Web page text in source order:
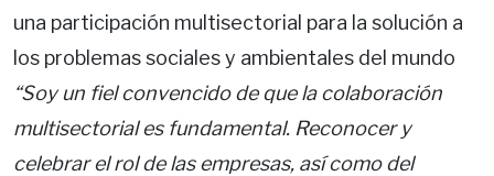
una participación multisectorial para la solución a
los problemas sociales y ambientales del mundo
“Soy un fiel convencido de que la colaboración
multisectorial es fundamental. Reconocer y
celebrar el rol de las empresas, así como del